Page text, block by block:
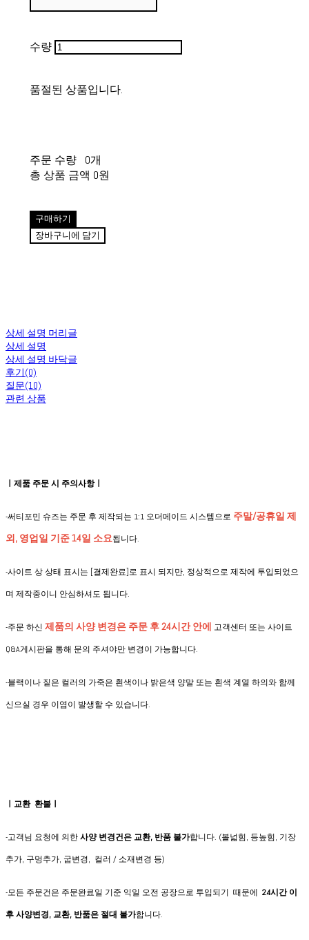
수량
품절된 상품입니다.
주문 수량
0개
총 상품 금액 0원
구매하기
장바구니에 담기
상세 설명 머리글
상세 설명
상세 설명 바닥글
후기(0)
질문(10)
관련 상품
ㅣ제품 주문 시 주의사항ㅣ
-써티포민 슈즈는 주문 후 제작되는 1:1 오더메이드 시스템으로 주말/공휴일 제
외, 영업일 기준 14일 소요됩니다.
-사이트 상 상태 표시는 [결제완료]로 표시 되지만, 정상적으로 제작에 투입되었으
며 제작중이니 안심하셔도 됩니다.
-주문 하신 제품의 사양 변경은 주문 후 24시간 안에 고객센터 또는 사이트
Q&A게시판을 통해 문의 주셔야만 변경이 가능합니다.
-블랙이나 짙은 컬러의 가죽은 흰색이나 밝은색 양말 또는 흰색 계열 하의와 함께
신으실 경우 이염이 발생할 수 있습니다.
ㅣ교환 환불ㅣ
-고객님 요청에 의한사양 변경건은 교환, 반품 불가합니다. (볼넓힘, 등높힘, 기장
추가, 구멍추가, 굽변경, 컬러 / 소재변경 등)
-모든 주문건은 주문완료일 기준 익일 오전 공장으로 투입되기 때문에 24시간 이
후 사양변경, 교환, 반품은 절대 불가합니다.